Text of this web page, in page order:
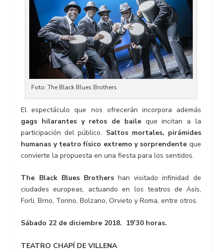
Foto: The Black Blues Brothers
El espectáculo que nos ofrecerán incorpora además
gags hilarantes y retos de baileque incitan a la
participación del público. Saltos mortales, pirámides
humanas y teatro físico extremo y sorprendente que
convierte la propuesta en una fiesta para los sentidos.
The Black Blues Brothershan visitado infinidad de
ciudades europeas, actuando en los teatros de Asís,
Forli, Brno, Torino, Bolzano, Orvieto y Roma, entre otros.
Sábado 22 de diciembre 2018. 19’30 horas.
TEATRO CHAPÍ DE VILLENA